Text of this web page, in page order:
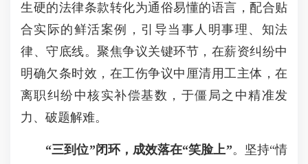
生硬的法律条款转化为通俗易懂的语言，配合贴
合实际的鲜活案例，引导当事人明事理、知法
律、守底线。聚焦争议关键环节，在薪资纠纷中
明确欠条时效，在工伤争议中厘清用工主体，在
离职纠纷中核实补偿基数，于僵局之中精准发
力、破题解难。
“三到位”闭环，成效落在“笑脸上”。坚持“情